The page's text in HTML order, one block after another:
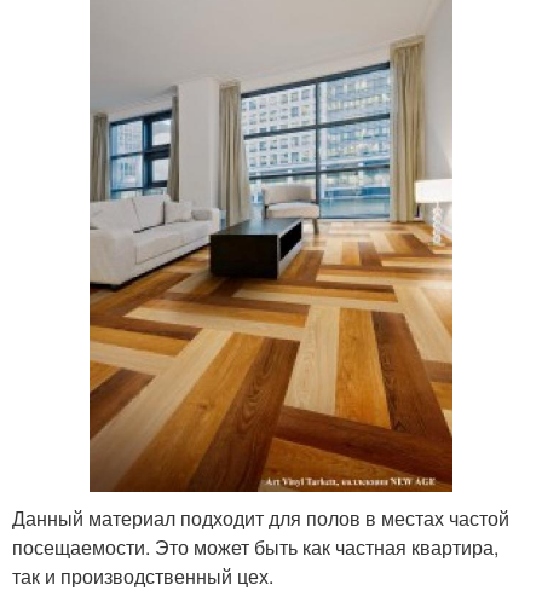
Данный материал подходит для полов в местах частой
посещаемости. Это может быть как частная квартира,
так и производственный цех.